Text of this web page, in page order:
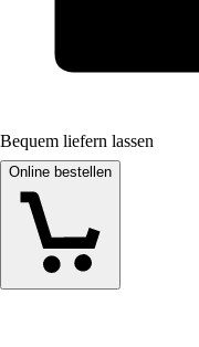
Bequem liefern lassen
Online bestellen